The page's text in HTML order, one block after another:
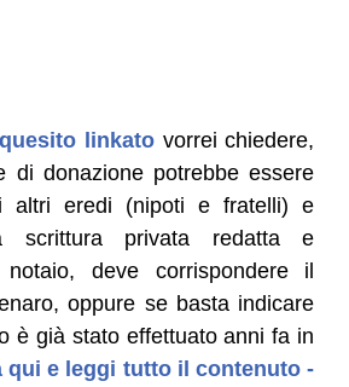
quesito linkatovorrei chiedere,
di donazione potrebbe essere
altri eredi (nipoti e fratelli) e
scrittura privata redatta e
deve corrispondere il
oppure se basta indicare
è già stato effettuato anni fa in
qui e leggi tutto il contenuto -